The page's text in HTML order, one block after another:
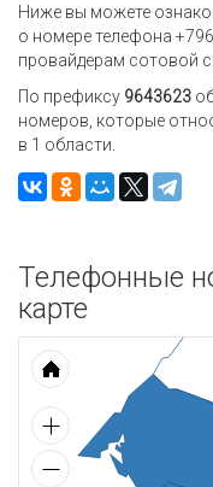
Ниже вы можете
о номере телефона
провайдерам сотовой
По префиксу 9643623
номеров, которые
в 1 области.
Телефонные
карте